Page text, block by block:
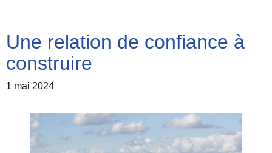
Une relation de confiance à
construire
1 mai 2024